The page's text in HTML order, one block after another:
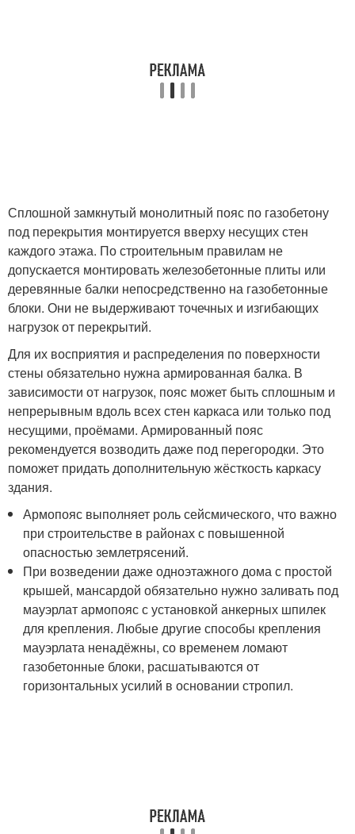
Сплошной замкнутый монолитный пояс по газобетону
под перекрытия монтируется вверху несущих стен
каждого этажа. По строительным правилам не
допускается монтировать железобетонные плиты или
деревянные балки непосредственно на газобетонные
блоки. Они не выдерживают точечных и изгибающих
нагрузок от перекрытий.
Для их восприятия и распределения по поверхности
стены обязательно нужна армированная балка. В
зависимости от нагрузок, пояс может быть сплошным и
непрерывным вдоль всех стен каркаса или только под
несущими, проёмами. Армированный пояс
рекомендуется возводить даже под перегородки. Это
поможет придать дополнительную жёсткость каркасу
здания.
Армопояс выполняет роль сейсмического, что важно
при строительстве в районах с повышенной
опасностью землетрясений.
При возведении даже одноэтажного дома с простой
крышей, мансардой обязательно нужно заливать под
мауэрлат армопояс с установкой анкерных шпилек
для крепления. Любые другие способы крепления
мауэрлата ненадёжны, со временем ломают
газобетонные блоки, расшатываются от
горизонтальных усилий в основании стропил.